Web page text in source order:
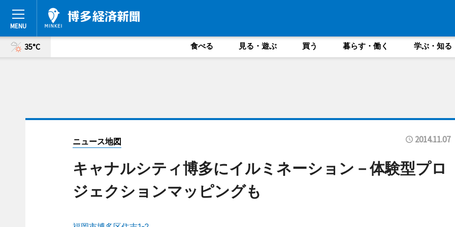
35°C 食べる 見る・遊ぶ 買う 暮らす・働く 学ぶ・知る
ニュース地図 2014.11.07
キャナルシティ博多にイルミネーション－体験型プロ
ジェクションマッピングも